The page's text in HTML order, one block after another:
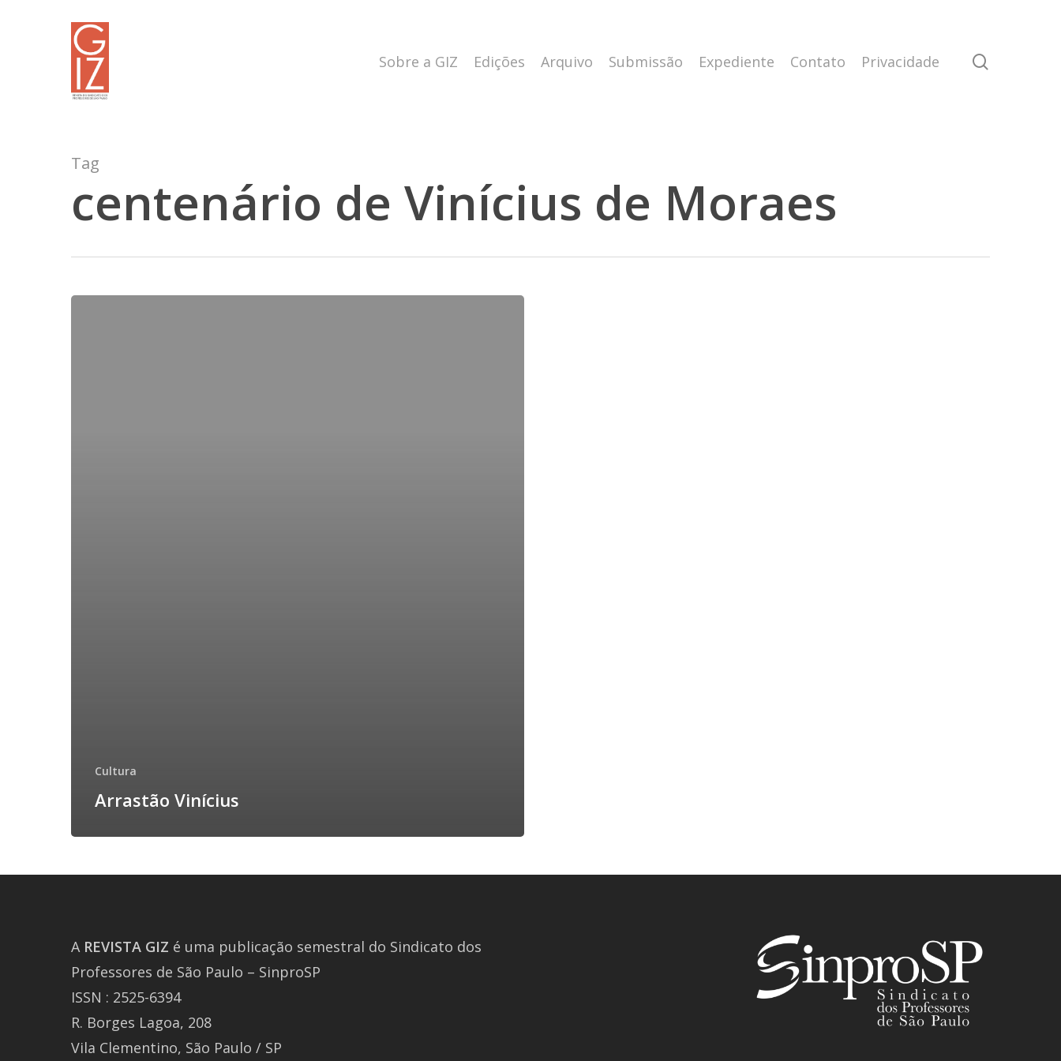
Sobre a GIZ Edições Arquivo Submissão Expediente Contato Privacidade
Tag
centenário de Vinícius de Moraes
Cultura
Arrastão Vinícius
A REVISTA GIZ é uma publicação semestral do Sindicato dos
Professores de São Paulo – SinproSP
ISSN : 2525-6394
R. Borges Lagoa, 208
Vila Clementino, São Paulo / SP